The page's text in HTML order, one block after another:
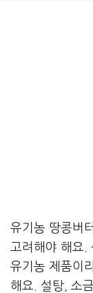
유기농 땅콩버
고려해야 해요.
유기농 제품이
해요. 설탕, 소